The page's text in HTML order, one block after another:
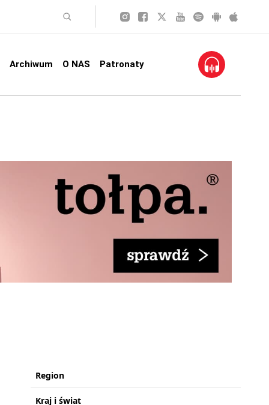
Archiwum O NAS Patronaty
Region
Kraj i świat